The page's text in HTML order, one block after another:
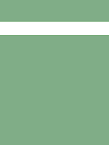
Омской области